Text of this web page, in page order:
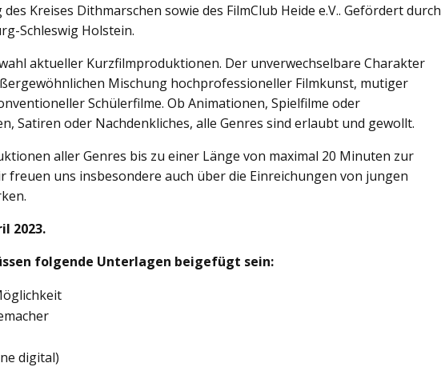
Kreises Dithmarschen sowie des FilmClub Heide e.V.. Gefördert durch
Schleswig Holstein.
aktueller Kurzfilmproduktionen. Der unverwechselbare Charakter
Mischung hochprofessioneller Filmkunst, mutiger
Schülerfilme. Ob Animationen, Spielfilme oder
Satiren oder Nachdenkliches, alle Genres sind erlaubt und gewollt.
aller Genres bis zu einer Länge von maximal 20 Minuten zur
freuen uns insbesondere auch über die Einreichungen von jungen
2023.
folgende Unterlagen beigefügt sein:
digital)